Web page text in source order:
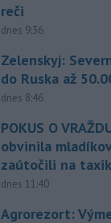
reči
dnes 9:36
Zelenskyj:
do Ruska až
dnes 8:46
POKUS O
obvinila
zaútočili na
dnes 11:40
Agrorezort: